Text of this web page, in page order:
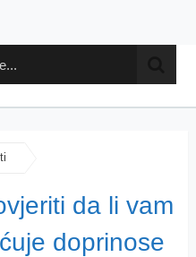
da li vam
doprinose